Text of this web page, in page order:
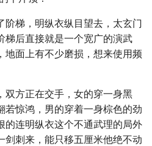
阶梯，明纵衣纵目望去，太玄门
梯后直接就是一个宽广的演武
地面上有不少磨损，想来使用频
双方正在交手，女的穿一身黑
若惊鸿，男的穿着一身棕色的劲
的连明纵衣这个不通武理的局外
剑刺来，能只移五厘米他绝不动